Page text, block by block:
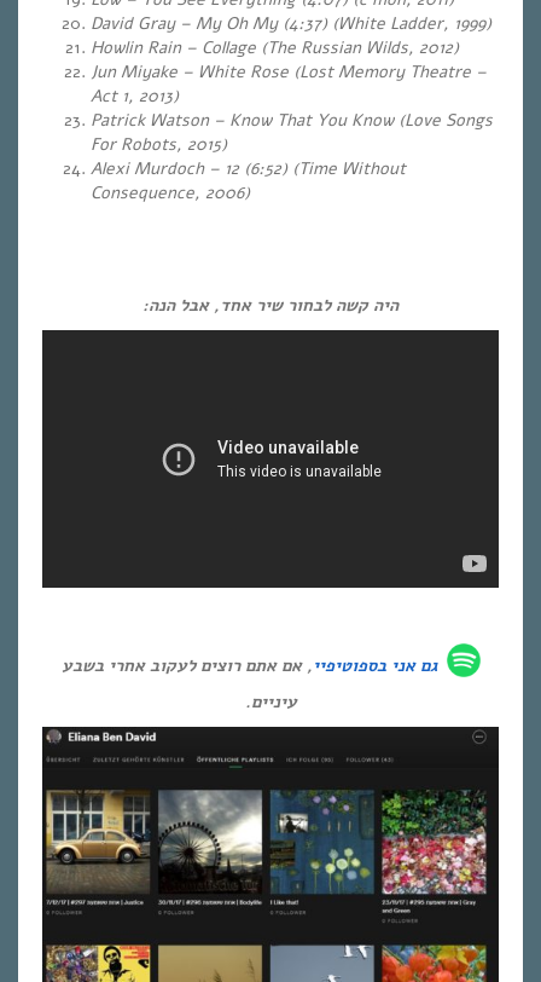
David Gray – My Oh My (4:37) (White Ladder, 1999)
Howlin Rain – Collage (The Russian Wilds, 2012)
Jun Miyake – White Rose (Lost Memory Theatre –
Act 1, 2013)
Patrick Watson – Know That You Know (Love Songs
For Robots, 2015)
Alexi Murdoch – 12 (6:52) (Time Without
Consequence, 2006)
היה קשה לבחור שיר אחד, אבל הנה:
גם אני בספוטיפיי, אם אתם רוצים לעקוב אחרי בשבע
עיניים.